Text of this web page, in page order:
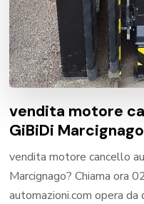
vendita motore
GiBiDi Marcignago
vendita motore cancello
Marcignago? Chiama ora
automazioni.com opera da